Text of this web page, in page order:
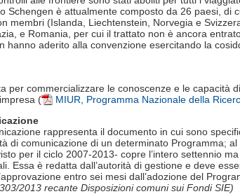
Schengen è attualmente composto da 26 paesi, di
membri (Islanda, Liechtenstein, Norvegia e
e Romania, per cui il trattato non è ancora
hanno aderito alla convenzione esercitando la
per commercializzare le conoscenze e le capacità
(
MIUR, Programma Nazionale della
rappresenta il documento in cui sono
di comunicazione di un determinato Programma;
per il ciclo 2007-2013- copre l’intero settennio
Essa è redatta dall’autorità di gestione e deve
entro sei mesi dall’adozione del
2013 recante Disposizioni comuni sui Fondi SIE)